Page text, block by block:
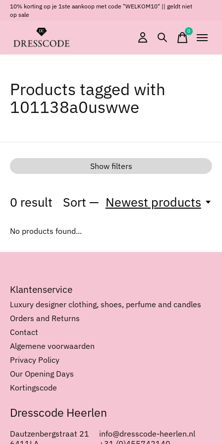
10% korting op je 1ste aankoop met code "WELKOM10" || geldt niet
op sale
0items
Products tagged with
101138a0uswwe
Show filters
0 result Sort — Newest products
No products found...
Klantenservice
Luxury designer clothing, shoes, perfume and candles
Orders and Returns
Contact
Algemene voorwaarden
Privacy Policy
Our Opening Days
Kortingscode
Dresscode Heerlen
Dautzenbergstraat 21
info@dresscode-heerlen.nl